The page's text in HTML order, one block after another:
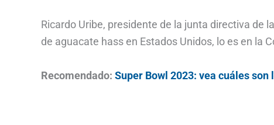
Ricardo Uribe, presidente de la junta directiva de
de aguacate hass en Estados Unidos, lo es en la
Recomendado: Super Bowl 2023: vea cuáles